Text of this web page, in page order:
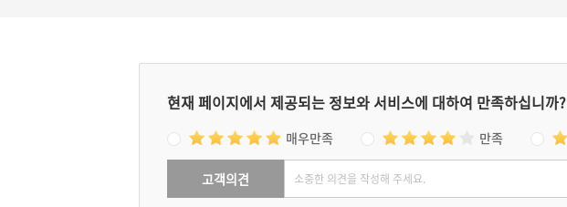
현재 페이지에서 제공되는 정보와 서비스에 대하여 만족하십니까?
매우만족 만족
고객의견